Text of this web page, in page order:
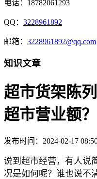
电话：18782061293
QQ： 3228961892
邮箱： 3228961892@qq.com
知识文章
超市货架陈
超市营业额？
发布时间：2024-02-17
说到超市经营，有人说
况是如何呢？谁也说不